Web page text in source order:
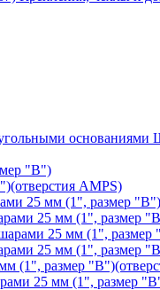
"B")
AMPS)
25 мм (1", размер "B")
25 мм (1", размер
25 мм (1", размер
25 мм (1", размер
(1", размер
25 мм (1", размер